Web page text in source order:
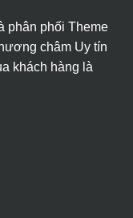
phân phối Theme
châm Uy tín
khách hàng là